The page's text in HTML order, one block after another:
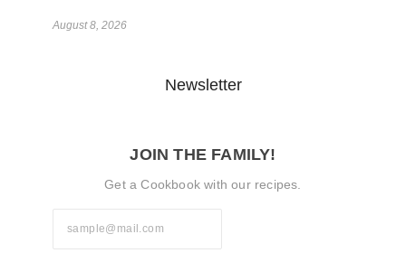
August 8, 2026
Newsletter
JOIN THE FAMILY!
Get a Cookbook with our recipes.